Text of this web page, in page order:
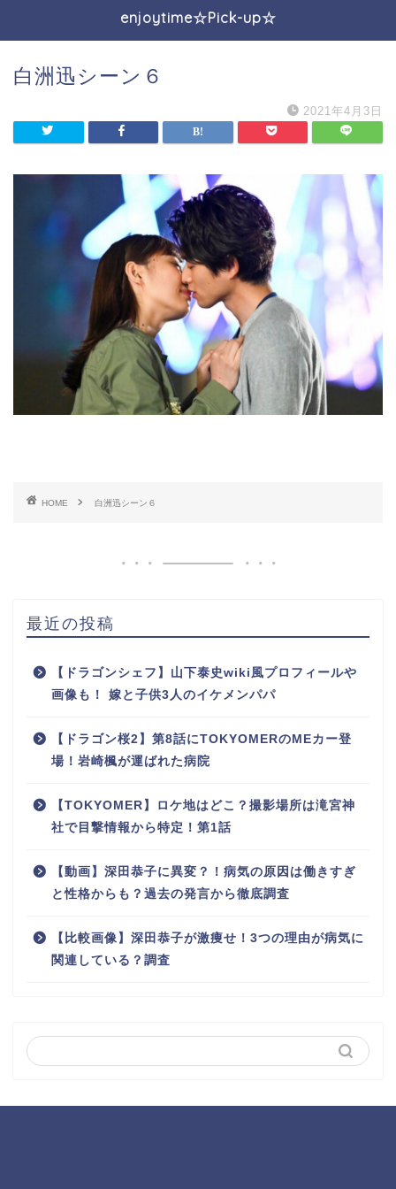
enjoytime☆Pick-up☆
白洲迅シーン６
2021年4月3日
HOME 白洲迅シーン６
最近の投稿
【ドラゴンシェフ】山下泰史wiki風プロフィールや
画像も！ 嫁と子供3人のイケメンパパ
【ドラゴン桜2】第8話にTOKYOMERのMEカー登
場！岩崎楓が運ばれた病院
【TOKYOMER】ロケ地はどこ？撮影場所は滝宮神
社で目撃情報から特定！第1話
【動画】深田恭子に異変？！病気の原因は働きすぎ
と性格からも？過去の発言から徹底調査
【比較画像】深田恭子が激痩せ！3つの理由が病気に
関連している？調査